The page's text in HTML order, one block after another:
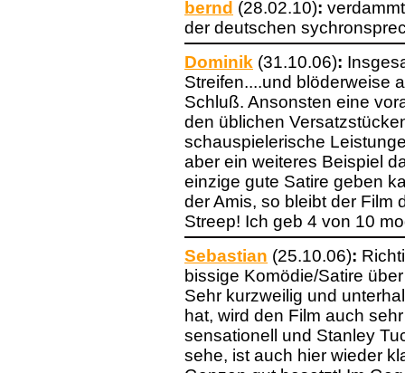
bernd (28.02.10):
der deutschen
Dominik (31.10.06):
Streifen....und blöderweise
Schluß. Ansonsten eine
den üblichen
schauspielerische
aber ein weiteres Beispiel
einzige gute Satire geben
der Amis, so bleibt der Film
Streep! Ich geb 4 von 10
Sebastian (25.10.06):
bissige Komödie/Satire
Sehr kurzweilig und
hat, wird den Film auch
sensationell und Stanley
sehe, ist auch hier wieder